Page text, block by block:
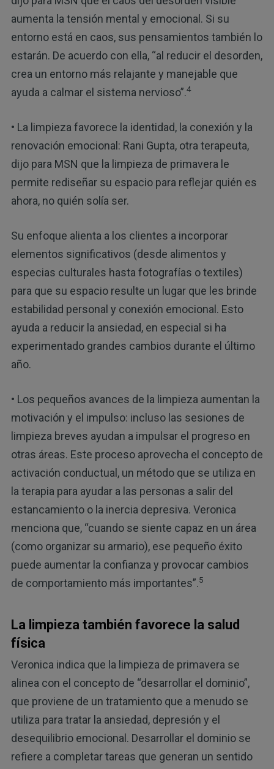
aumenta la tensión mental y emocional. Si su
entorno está en caos, sus pensamientos también lo
estarán. De acuerdo con ella, “al reducir el desorden,
crea un entorno más relajante y manejable que
ayuda a calmar el sistema nervioso”.4
• La limpieza favorece la identidad, la conexión y la
renovación emocional: Rani Gupta, otra terapeuta,
dijo para MSN que la limpieza de primavera le
permite rediseñar su espacio para reflejar quién es
ahora, no quién solía ser.
Su enfoque alienta a los clientes a incorporar
elementos significativos (desde alimentos y
especias culturales hasta fotografías o textiles)
para que su espacio resulte un lugar que les brinde
estabilidad personal y conexión emocional. Esto
ayuda a reducir la ansiedad, en especial si ha
experimentado grandes cambios durante el último
año.
• Los pequeños avances de la limpieza aumentan la
motivación y el impulso: incluso las sesiones de
limpieza breves ayudan a impulsar el progreso en
otras áreas. Este proceso aprovecha el concepto de
activación conductual, un método que se utiliza en
la terapia para ayudar a las personas a salir del
estancamiento o la inercia depresiva. Veronica
menciona que, “cuando se siente capaz en un área
(como organizar su armario), ese pequeño éxito
puede aumentar la confianza y provocar cambios
de comportamiento más importantes”.5
La limpieza también favorece la salud
física
Veronica indica que la limpieza de primavera se
alinea con el concepto de “desarrollar el dominio”,
que proviene de un tratamiento que a menudo se
utiliza para tratar la ansiedad, depresión y el
desequilibrio emocional. Desarrollar el dominio se
refiere a completar tareas que generan un sentido